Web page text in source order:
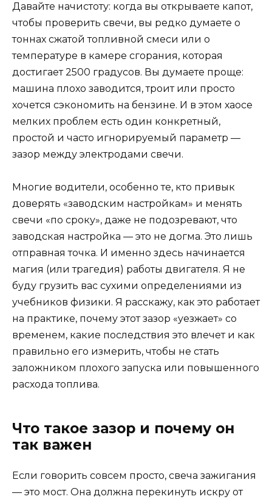
Давайте начистоту: когда вы открываете капот,
чтобы проверить свечи, вы редко думаете о
тоннах сжатой топливной смеси или о
температуре в камере сгорания, которая
достигает 2500 градусов. Вы думаете проще:
машина плохо заводится, троит или просто
хочется сэкономить на бензине. И в этом хаосе
мелких проблем есть один конкретный,
простой и часто игнорируемый параметр —
зазор между электродами свечи.
Многие водители, особенно те, кто привык
доверять «заводским настройкам» и менять
свечи «по сроку», даже не подозревают, что
заводская настройка — это не догма. Это лишь
отправная точка. И именно здесь начинается
магия (или трагедия) работы двигателя. Я не
буду грузить вас сухими определениями из
учебников физики. Я расскажу, как это работает
на практике, почему этот зазор «уезжает» со
временем, какие последствия это влечет и как
правильно его измерить, чтобы не стать
заложником плохого запуска или повышенного
расхода топлива.
Что такое зазор и почему он
так важен
Если говорить совсем просто, свеча зажигания
— это мост. Она должна перекинуть искру от